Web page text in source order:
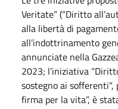
Veritate” (“Diritto
alla libertà di
all’indottrinamento
annunciate nella
2023; l’iniziativa
sostegno ai sofferenti",
firma per la vita”, è